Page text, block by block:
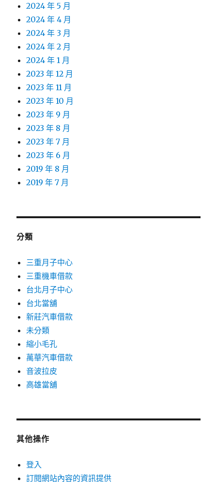
2024 年 5 月
2024 年 4 月
2024 年 3 月
2024 年 2 月
2024 年 1 月
2023 年 12 月
2023 年 11 月
2023 年 10 月
2023 年 9 月
2023 年 8 月
2023 年 7 月
2023 年 6 月
2019 年 8 月
2019 年 7 月
分類
三重月子中心
三重機車借款
台北月子中心
台北當舖
新莊汽車借款
未分類
縮小毛孔
萬華汽車借款
音波拉皮
高雄當舖
其他操作
登入
訂閱網站內容的資訊提供